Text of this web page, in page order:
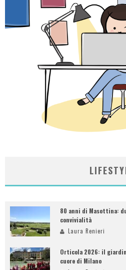
80 anni di Masottina:
convivialità
Laura Renieri
Orticola 2026: il
cuore di Milano